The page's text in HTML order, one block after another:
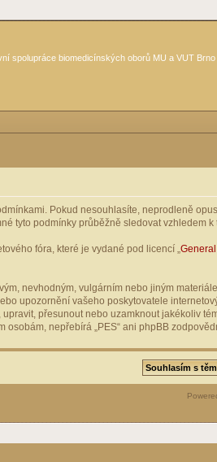
spolupráce biomedicínských oborů MU a VUT
Pokud nesouhlasíte, neprodleně
tyto podmínky průběžně sledovat vzhledem k
fóra, které je vydané pod licencí „
nevhodným, vulgárním nebo jiným
upozornění vašeho poskytovatele
přesunout nebo uzamknout jakékoliv
nepřebírá „PES“ ani phpBB